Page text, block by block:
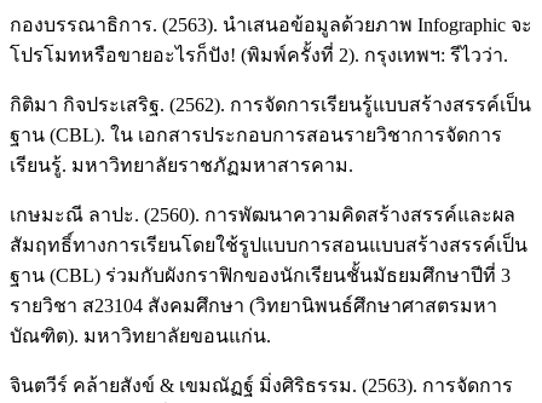
กองบรรณาธิการ. (2563). นำเสนอข้อมูลด้วยภาพ Infographic จะ
โปรโมทหรือขายอะไรก็ปัง! (พิมพ์ครั้งที่ 2). กรุงเทพฯ: รีไวว่า.
กิติมา กิจประเสริฐ. (2562). การจัดการเรียนรู้แบบสร้างสรรค์เป็น
ฐาน (CBL). ใน เอกสารประกอบการสอนรายวิชาการจัดการ
เรียนรู้. มหาวิทยาลัยราชภัฏมหาสารคาม.
เกษมะณี ลาปะ. (2560). การพัฒนาความคิดสร้างสรรค์และผล
สัมฤทธิ์ทางการเรียนโดยใช้รูปแบบการสอนแบบสร้างสรรค์เป็น
ฐาน (CBL) ร่วมกับผังกราฟิกของนักเรียนชั้นมัธยมศึกษาปีที่ 3
รายวิชา ส23104 สังคมศึกษา (วิทยานิพนธ์ศึกษาศาสตรมหา
บัณฑิต). มหาวิทยาลัยขอนแก่น.
จินตวีร์ คล้ายสังข์ & เขมณัฏฐ์ มิ่งศิริธรรม. (2563). การจัดการ